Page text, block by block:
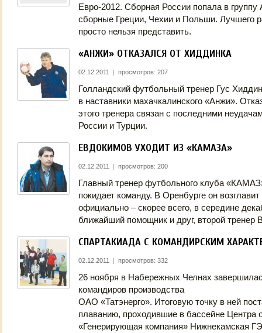
Евро-2012. Сборная России попала в группу
сборные Греции, Чехии и Польши. Лучшего
просто нельзя представить.
«АНЖИ» ОТКАЗАЛСЯ ОТ ХИДДИНКА
02.12.2011 | просмотров: 207
Голландский футбольный тренер Гус
в наставники махачкалинского «Анжи».
этого тренера связан с последними
России и Турции.
ЕВДОКИМОВ УХОДИТ ИЗ «КАМАЗА»
02.12.2011 | просмотров: 200
Главный тренер футбольного клуба
покидает команду. В Оренбурге он
официально – скорее всего, в середине
ближайший помощник и друг, второй тренер
СПАРТАКИАДА С КОМАНДИРСКИМ
02.12.2011 | просмотров: 332
26 ноября в Набережных Челнах
командиров производства
ОАО «Татэнерго». Итоговую точку в ней
плаванию, проходившие в бассейне
«Генерирующая компания» Нижнекамская